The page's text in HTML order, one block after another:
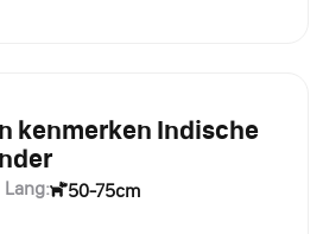
kenmerken Indische
Lang: 50-75cm